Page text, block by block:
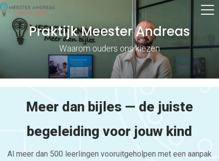
Praktijk Meester Andreas
Waarom ouders ons kiezen
Meer dan bijles — de juiste
begeleiding voor jouw kind
Al meer dan 500 leerlingen vooruitgeholpen met een aanpak